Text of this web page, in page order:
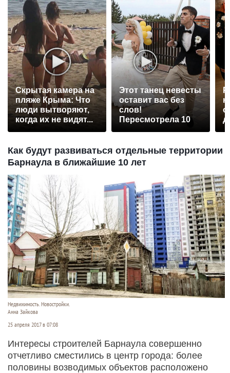
Скрытая камера на
пляже Крыма: Что
люди вытворяют,
когда их не видят...
Этот танец невесты
оставит вас без
слов!
Пересмотрела 10
Как будут развиваться отдельные территории
Барнаула в ближайшие 10 лет
Недвижимость. Новостройки.
Анна Зайкова
25 апреля 2017 в 07:08
Интересы строителей Барнаула совершенно
отчетливо сместились в центр города: более
половины возводимых объектов расположено